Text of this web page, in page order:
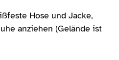
Hose und Jacke,
anziehen (Gelände ist